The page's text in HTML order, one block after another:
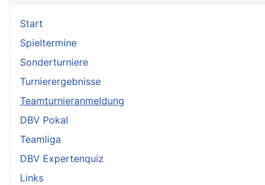
Start
Spieltermine
Sonderturniere
Turnierergebnisse
Teamturnieranmeldung
DBV Pokal
Teamliga
DBV Expertenquiz
Links